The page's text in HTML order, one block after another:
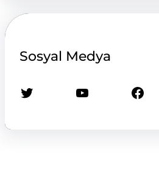
Sosyal Medya
Twitter YouTube Facebook